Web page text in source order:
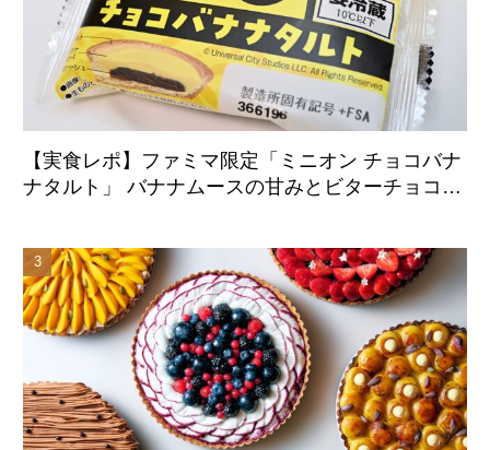
【実食レポ】ファミマ限定「ミニオン チョコバナ
ナタルト」 バナナムースの甘みとビターチョコが